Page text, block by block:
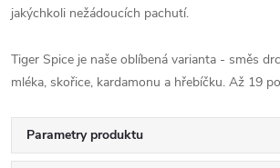
jakýchkoli nežádoucích pachutí.
Tiger Spice je naše oblíbená varianta - směs
mléka, skořice, kardamonu a hřebíčku. Až 19
Parametry produktu